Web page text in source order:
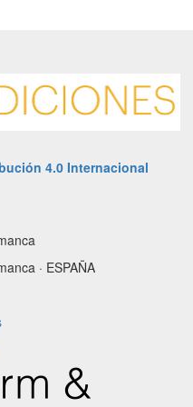
4.0 Internacional
· ESPAÑA